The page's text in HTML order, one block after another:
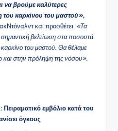
να βρούμε καλύτερες
του καρκίνου του μαστού»,
και προσθέτει: «Τα
σημαντική βελτίωση στα ποσοστά
του μαστού. Θα θέλαμε
και στην πρόληψη της νόσου».
Πειραματικό εμβόλιο κατά του
όγκους